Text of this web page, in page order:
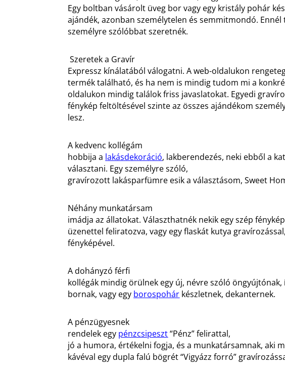
Egy boltban vásárolt üveg bor vagy egy kristály pohár
ajándék, azonban személytelen és semmitmondó.
személyre szólóbbat szeretnék.
Szeretek a Gravír
Expressz kínálatából válogatni. A web-oldalukon
termék található, és ha nem is mindig tudom mi a
oldalukon mindig találok friss javaslatokat. Egyedi
fénykép feltöltésével szinte az összes ajándékom
lesz.
A kedvenc kollégám
hobbija a lakásdekoráció, lakberendezés, neki ebből a
választani. Egy személyre szóló,
gravírozott lakásparfümre esik a választásom, Sweet
Néhány munkatársam
imádja az állatokat. Választhatnék nekik egy szép
üzenettel feliratozva, vagy egy flaskát kutya
fényképével.
A dohányzó férfi
kollégák mindig örülnek egy új, névre szóló
bornak, vagy egy borospohár készletnek, dekanternek.
A pénzügyesnek
rendelek egy pénzcsipeszt“Pénz” felirattal,
jó a humora, értékelni fogja, és a munkatársamnak, aki
kávéval egy dupla falú bögrét “Vigyázz forró”